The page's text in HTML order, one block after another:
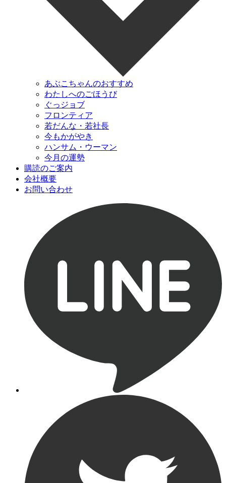
あぶこちゃんのおすすめ
わたしへのごほうび
ぐっジョブ
フロンティア
若だんな・若社長
今もかがやき
ハンサム・ウーマン
今月の運勢
購読のご案内
会社概要
お問い合わせ